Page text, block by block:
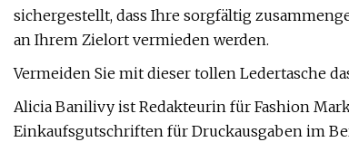
sichergestellt, dass Ihre sorgfältig
an Ihrem Zielort vermieden werden.
Vermeiden Sie mit dieser tollen Ledertasche
Alicia Banilivy ist Redakteurin für Fashion
Einkaufsgutschriften für Druckausgaben im